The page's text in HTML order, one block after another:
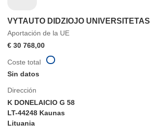
VYTAUTO DIDZIOJO UNIVERSITETAS
Aportación de la UE
€ 30 768,00
Dirección
K DONELAICIO G 58
LT-44248 Kaunas
Lituania
Coste total
Sin datos